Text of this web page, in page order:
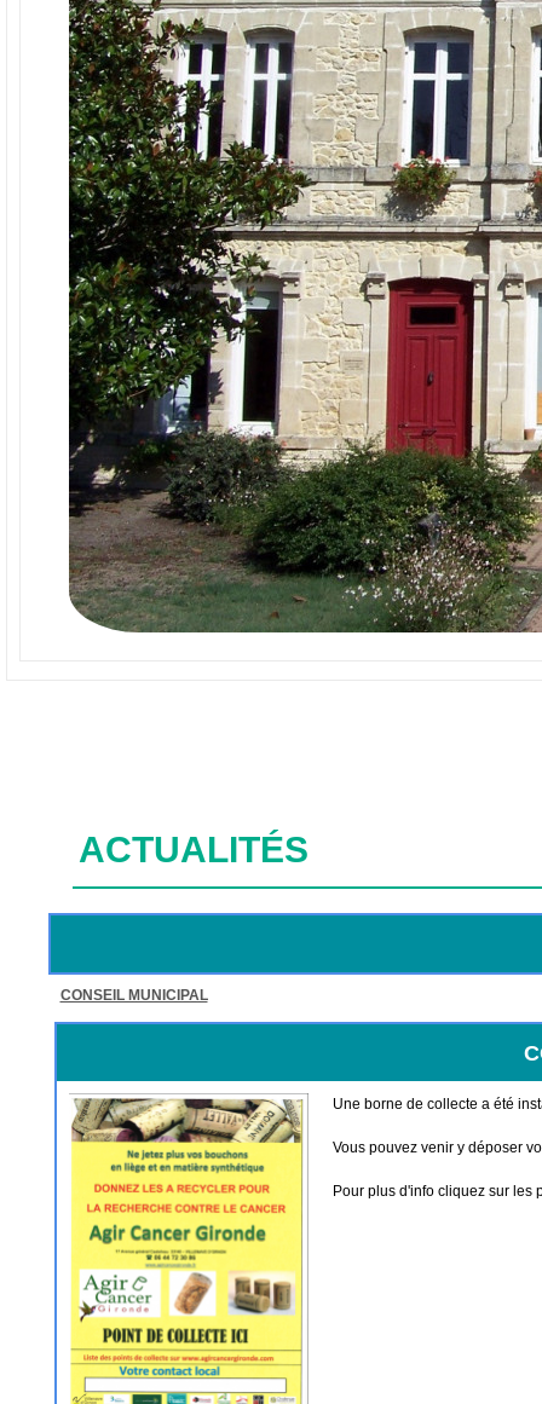
ACTUALITÉS
CONSEIL MUNICIPAL
Une borne de collecte a été
Vous pouvez venir y déposer
Pour plus d'info cliquez sur les